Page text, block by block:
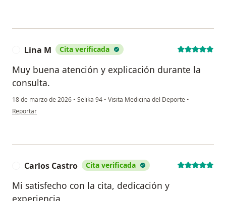
Lina M Cita verificada
Muy buena atención y explicación durante la
consulta.
18 de marzo de 2026 • Selika 94 • Visita Medicina del Deporte •
en opinión del usuario Lina M
Reportar
Carlos Castro Cita verificada
Mi satisfecho con la cita, dedicación y
experiencia